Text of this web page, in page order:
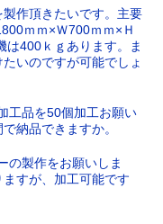
作頂きたいです。主要
ｍｍ×Ｗ700ｍｍ×Ｈ
は400ｋｇあります。ま
いのですが可能でしょ
工品を50個加工お願い
納品できますか。
の製作をお願いしま
すが、加工可能です